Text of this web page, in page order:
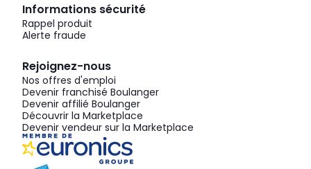
Informations sécurité
Rappel produit
Alerte fraude
Rejoignez-nous
Nos offres d'emploi
Devenir franchisé Boulanger
Devenir affilié Boulanger
Découvrir la Marketplace
Devenir vendeur sur la Marketplace